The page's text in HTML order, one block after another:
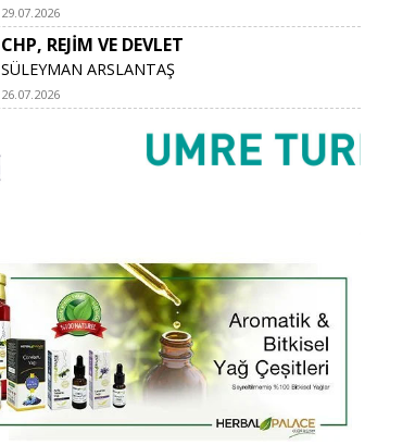
29.07.2026
CHP, REJİM VE DEVLET
SÜLEYMAN ARSLANTAŞ
26.07.2026